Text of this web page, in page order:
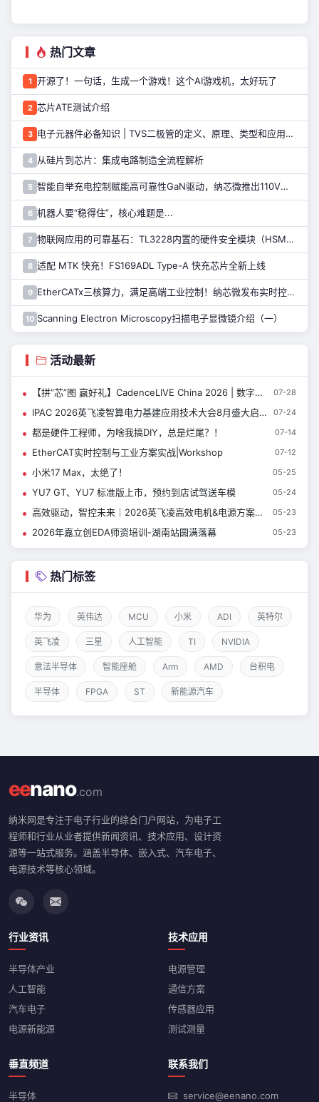
热门文章
1 开源了！一句话，生成一个游戏！这个AI游戏机，太好玩了
2 芯片ATE测试介绍
3 电子元器件必备知识 | TVS二极管的定义、原理、类型和应用优势
4 从硅片到芯片：集成电路制造全流程解析
5 智能自举充电控制赋能高可靠性GaN驱动，纳芯微推出110V半桥驱动芯片NSD2123
6 机器人要“稳得住”，核心难题是...
7 物联网应用的可靠基石：TL3228内置的硬件安全模块（HSM）详解
8 适配 MTK 快充！FS169ADL Type-A 快充芯片全新上线
9 EtherCATx三核算力，满足高端工业控制！纳芯微发布实时控制MCU/DSP NS800RTA7系列
10 Scanning Electron Microscopy扫描电子显微镜介绍（一）
活动最新
【拼“芯”图 赢好礼】CadenceLIVE China 2026 | 数字设计与签核技术专题 07-28
IPAC 2026英飞凌智算电力基建应用技术大会8月盛大启幕 07-24
都是硬件工程师，为啥我搞DIY，总是烂尾？！ 07-14
EtherCAT实时控制与工业方案实战|Workshop 07-12
小米17 Max，太绝了！ 05-25
YU7 GT、YU7 标准版上市，预约到店试驾送车模 05-24
高效驱动，智控未来｜2026英飞凌高效电机&电源方案技术日即将开启 05-23
2026年嘉立创EDA师资培训-湖南站圆满落幕 05-23
热门标签
华为 英伟达 MCU 小米 ADI 英特尔
英飞凌 三星 人工智能 TI NVIDIA
意法半导体 智能座舱 Arm AMD 台积电
半导体 FPGA ST 新能源汽车
eenano.com
纳米网是专注于电子行业的综合门户网站，为电子工
程师和行业从业者提供新闻资讯、技术应用、设计资
源等一站式服务。涵盖半导体、嵌入式、汽车电子、
电源技术等核心领域。
行业资讯
半导体产业
人工智能
汽车电子
电源新能源
技术应用
电源管理
通信方案
传感器应用
测试测量
垂直频道
半导体
联系我们
service@eenano.com